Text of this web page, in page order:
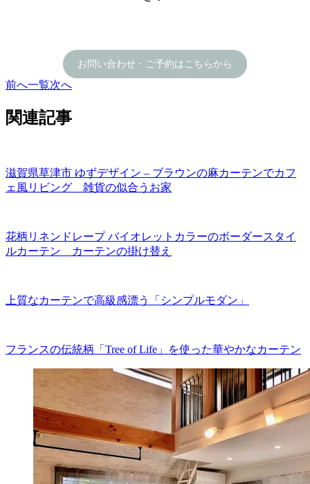
お問い合わせ・ご予約はこちらから
前へ一覧次へ
関連記事
滋賀県草津市 ゆずデザイン – ブラウンの麻カーテンでカフ
ェ風リビング 雑貨の似合うお家
花柄リネンドレープ バイオレットカラーのボーダースタイ
ルカーテン カーテンの掛け替え
上質なカーテンで高級感漂う「シンプルモダン」
フランスの伝統柄「Tree of Life」を使った華やかなカーテン